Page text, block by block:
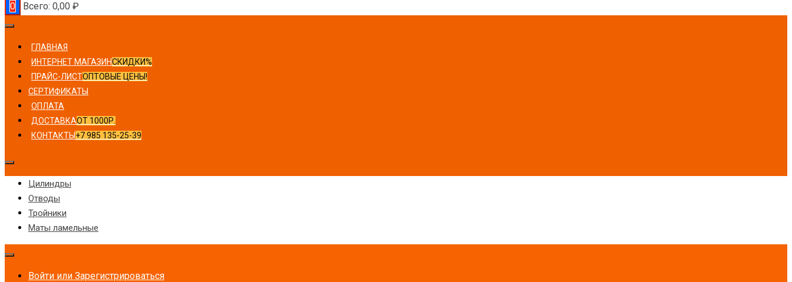
0 Всего: 0,00 ₽
ГЛАВНАЯ
ИНТЕРНЕТ МАГАЗИНСКИДКИ%
ПРАЙС-ЛИСТОПТОВЫЕ ЦЕНЫ!
СЕРТИФИКАТЫ
ОПЛАТА
ДОСТАВКАОТ 1000Р.
КОНТАКТЫ +7 985 135-25-39
Цилиндры
Отводы
Тройники
Маты ламельные
Войти или Зарегистрироваться